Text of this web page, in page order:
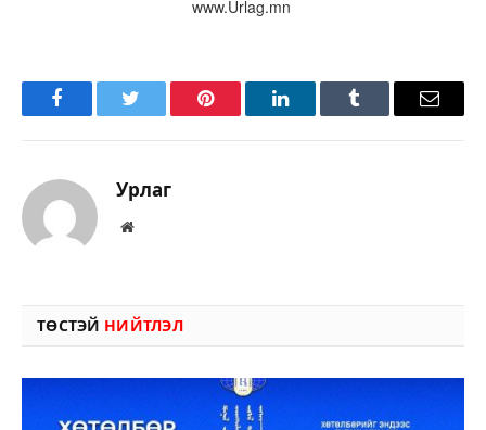
www.Urlag.mn
FacebookTwitter Pinterest LinkedInTumblr Имэйл
Урлаг
Вэбсайт
ТӨСТЭЙ НИЙТЛЭЛ